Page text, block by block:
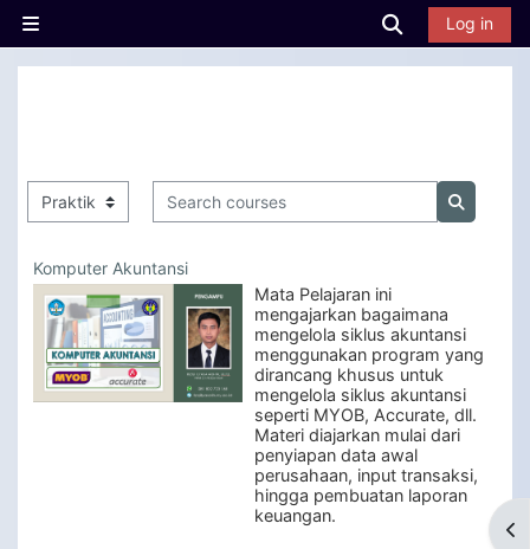
Side panel
Toggle
Log in
Course categories
Search
Komputer Akuntansi
Mata Pelajaran ini
mengajarkan bagaimana
mengelola siklus akuntansi
menggunakan program yang
dirancang khusus untuk
mengelola siklus akuntansi
seperti MYOB, Accurate, dll.
Materi diajarkan mulai dari
penyiapan data awal
perusahaan, input transaksi,
hingga pembuatan laporan
keuangan.